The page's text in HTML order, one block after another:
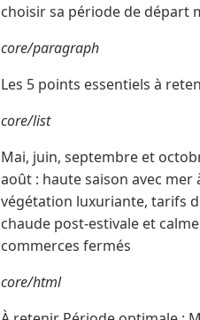
choisir sa période de départ
core/paragraph
Les 5 points essentiels à
core/list
Mai, juin, septembre et
août : haute saison avec
végétation luxuriante, tarifs
chaude post-estivale et
commerces fermés
core/html